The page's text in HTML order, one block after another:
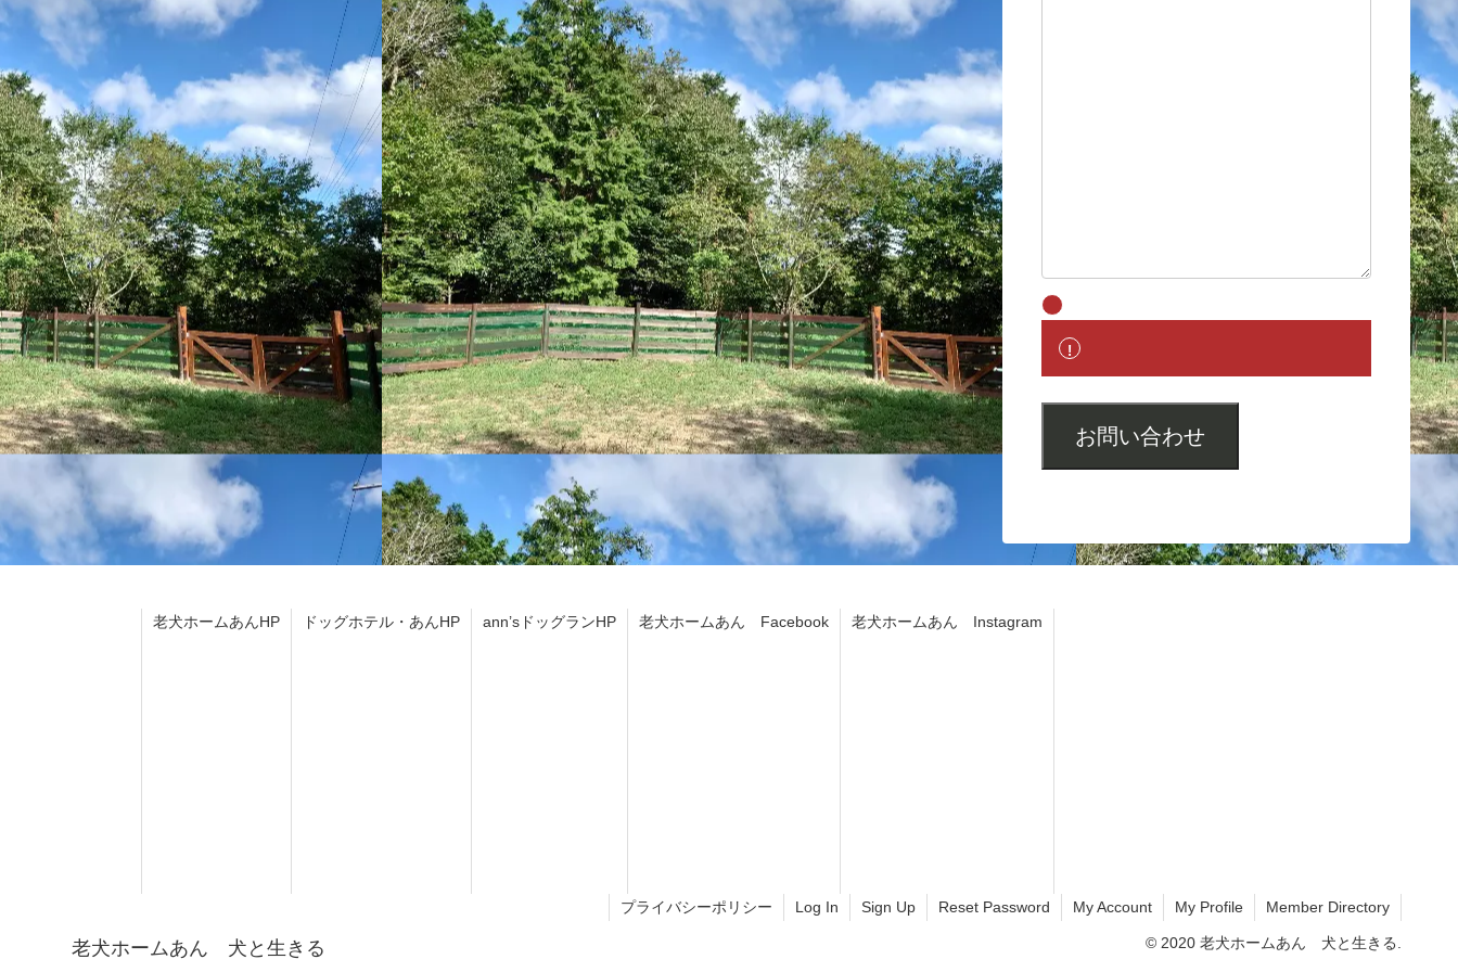
お問い合わせ
老犬ホームあん 犬と生きる
老犬ホームあんHP ドッグホテル・あんHP ann’sドッグランHP 老犬ホームあん Facebook 老犬ホームあん Instagram
プライバシーポリシー Log In Sign Up Reset Password My Account My Profile Member Directory
© 2020 老犬ホームあん 犬と生きる.